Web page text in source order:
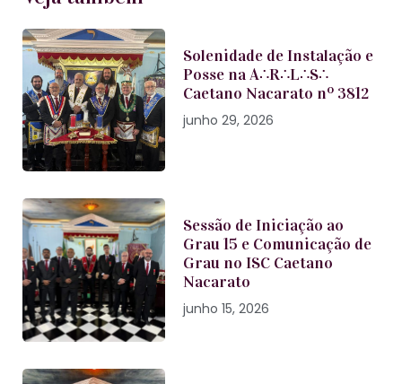
Solenidade de Instalação e
Posse na A∴R∴L∴S∴
Caetano Nacarato nº 3812
junho 29, 2026
Sessão de Iniciação ao
Grau 15 e Comunicação de
Grau no ISC Caetano
Nacarato
junho 15, 2026